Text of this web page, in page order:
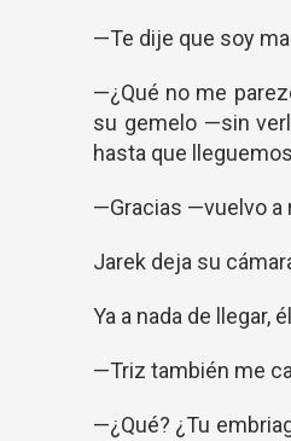
—Te dije que soy
—¿Qué no me
su gemelo —sin
hasta que
—Gracias —vuelvo a
Jarek deja su
Ya a nada de llegar,
—Triz también me
—¿Qué? ¿Tu